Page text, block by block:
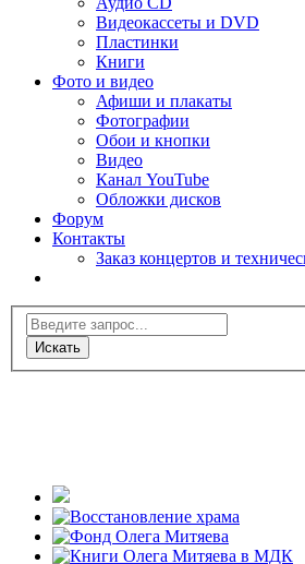
Видеокассеты и DVD
Пластинки
Книги
Фото и видео
Афиши и плакаты
Фотографии
Обои и кнопки
Видео
Канал YouTube
Обложки дисков
Форум
Контакты
Заказ концертов и
Искать